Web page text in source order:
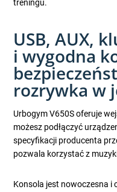
treningu.
USB, AUX,
i wygodna
rozrywka w
Urbogym V650S oferuje
możesz podłączyć
specyfikacji producenta
pozwala korzystać z
Konsola jest nowoczesna i